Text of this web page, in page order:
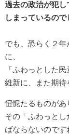
過去の政治が犯
しまっているの
でも、恐らく２
に、
「ふわっとした
維新に、また期
忸怩たるものが
その「ふわっと
ばならないので